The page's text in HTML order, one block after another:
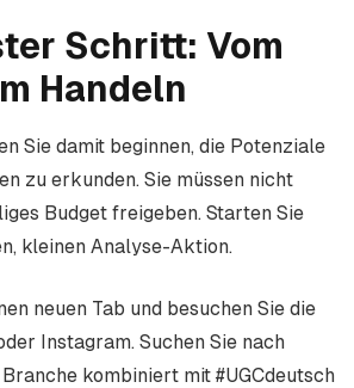
Schritt: Vom
Handeln
Sie damit beginnen, die Potenziale
zu erkunden. Sie müssen nicht
Budget freigeben. Starten Sie
kleinen Analyse-Aktion.
neuen Tab und besuchen Sie die
Instagram. Suchen Sie nach
kombiniert mit #UGCdeutsch